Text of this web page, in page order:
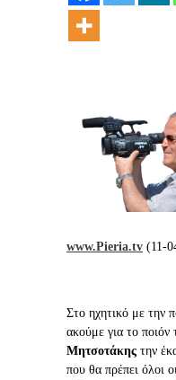
www.Pieria.tv (11-
Στο ηχητικό με την
ακούμε για το ποιόν
Μητσοτάκης την
που θα πρέπει όλοι